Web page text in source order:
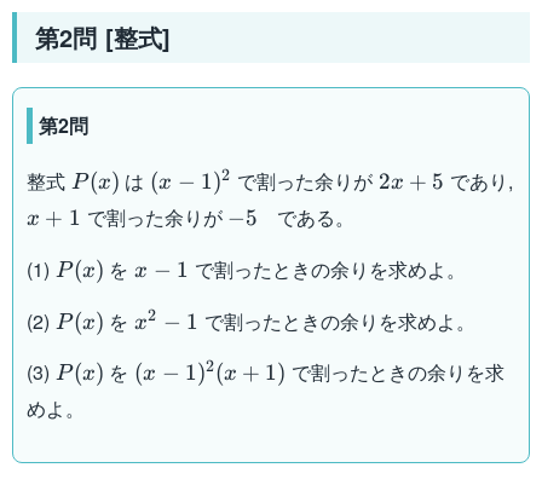
第2問 [整式]
第2問
整式 P(x)
P(x) は (x-
1)^2
(x − 1)2 で割った余りが 2x+5
2x + 5 であり,
x+1
x + 1 で割った余りが -5
−5 である。
(1) P(x)
P(x) をx-
x − 1 で割ったときの余りを求めよ。
(2) P(x)
P(x) をx^2-
x2 − 1 で割ったときの余りを求めよ。
(3) P(x)
P(x) を (x-
(x − 1)2(x + 1) で割ったときの余りを求
めよ。